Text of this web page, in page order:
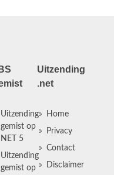
Uitzending
gemist op
NET 5
Uitzending
gemist op
Uitzending
.net
Home
Privacy
Contact
Disclaimer